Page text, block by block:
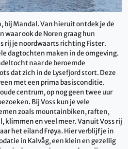
bij Mandal. Van hieruit ontdek je de
waar ook de Noren graag hun
rij je noordwaarts richting Fister.
dagtochten maken in de omgeving.
naar de beroemde
dat zich in de Lysefjord stort. Deze
met een prima basisconditie.
centrum, op nog geen twee uur
Bij Voss kun je vele
zoals mountainbiken, raften,
klimmen en veel meer. Vanuit Voss rij
het eiland Frøya. Hier verblijf je in
in Kalvåg, een klein en gezellig